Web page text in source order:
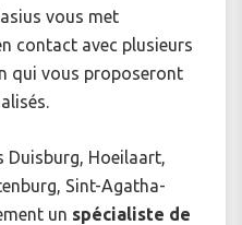
vous met
contact avec plusieurs
qui vous proposeront
Duisburg, Hoeilaart,
Sint-Agatha-
un spécialiste de